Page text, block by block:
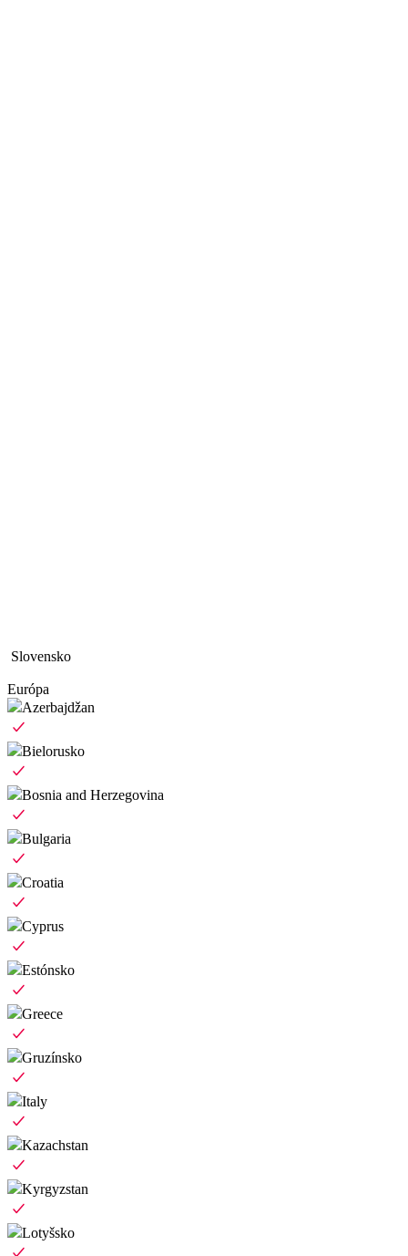
Slovensko
Európa
Azerbajdžan
Bielorusko
Bosnia and Herzegovina
Bulgaria
Croatia
Cyprus
Estónsko
Greece
Gruzínsko
Italy
Kazachstan
Kyrgyzstan
Lotyšsko